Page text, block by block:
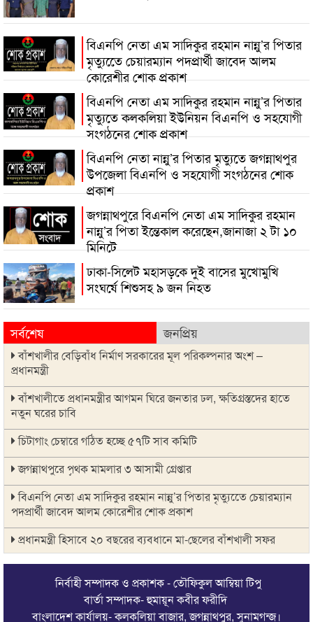
বিএনপি নেতা এম সাদিকুর রহমান নান্নু’র পিতার
মৃত্যুতেে চেয়ারম্যান পদপ্রার্থী জাবেদ আলম
কোরেশীর শোক প্রকাশ
বিএনপি নেতা এম সাদিকুর রহমান নান্নু’র পিতার
মৃত্যুতে কলকলিয়া ইউনিয়ন বিএনপি ও সহযোগী
সংগঠনের শোক প্রকাশ
বিএনপি নেতা নান্নু’র পিতার মৃত্যুতে জগন্নাথপুর
উপজেলা বিএনপি ও সহযোগী সংগঠনের শোক
প্রকাশ
জগন্নাথপুরে বিএনপি নেতা এম সাদিকুর রহমান
নান্নু’র পিতা ইন্তেকাল করেছেন,জানাজা ২ টা ১০
মিনিটে
ঢাকা-সিলেট মহাসড়কে দুই বাসের মুখোমুখি
সংঘর্ষে শিশুসহ ৯ জন নিহত
সর্বশেষ জনপ্রিয়
বাঁশখালীর বেড়িবাঁধ নির্মাণ সরকারের মূল পরিকল্পনার অংশ –
প্রধানমন্ত্রী
বাঁশখালীতে প্রধানমন্ত্রীর আগমন ঘিরে জনতার ঢল, ক্ষতিগ্রস্তদের হাতে
নতুন ঘরের চাবি
চিটাগাং চেম্বারে গঠিত হচ্ছে ৫৭টি সাব কমিটি
জগন্নাথপুরে পৃথক মামলার ৩ আসামী গ্রেপ্তার
বিএনপি নেতা এম সাদিকুর রহমান নান্নু’র পিতার মৃত্যুতেে চেয়ারম্যান
পদপ্রার্থী জাবেদ আলম কোরেশীর শোক প্রকাশ
প্রধানমন্ত্রী হিসাবে ২০ বছরের ব্যবধানে মা-ছেলের বাঁশখালী সফর
জগন্নাথপুর উপজেলা দুর্নীতি প্রতিরোধ কমিটিকে জাবেদ আলম
কোরেশীর অভিনন্দন ও শুভেচ্ছা
বিএনপি নেতা এম সাদিকুর রহমান নান্নু’র পিতার মৃত্যুতে কলকলিয়া
নির্বাহী সম্পাদক ও প্রকাশক - তৌফিকুল আম্বিয়া টিপু
বার্তা সম্পাদক- হুমায়ূন কবীর ফরীদি
বাংলাদেশ কার্যালয়- কলকলিয়া বাজার, জগন্নাথপুর, সুনামগন্জ।